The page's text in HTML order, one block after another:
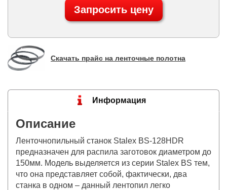
Запросить цену
Скачать прайс на ленточные полотна
Информация
Описание
Ленточнопильный станок Stalex BS-128HDR
предназначен для распила заготовок диаметром до
150мм. Модель выделяется из серии Stalex BS тем,
что она представляет собой, фактически, два
станка в одном – данный лентопил легко